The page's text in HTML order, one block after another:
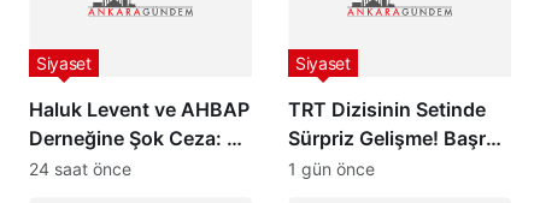
Haluk Levent ve AHBAP
Derneğine Şok Ceza: 70
Milyon TL İdari Para
Siyaset
24 saat önce
TRT Dizisinin Setinde
Sürpriz Gelişme! Başrol
Oyuncusu Gözaltına
Siyaset
1 gün önce